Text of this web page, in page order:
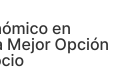
en
Mejor Opción